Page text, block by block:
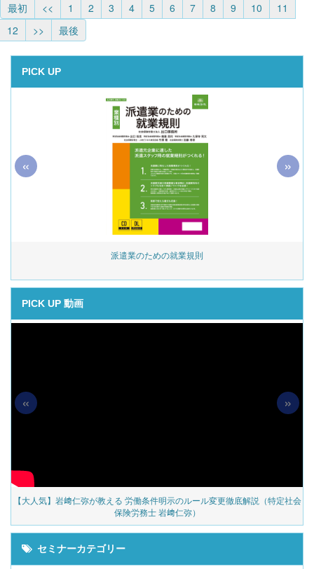
最初 << 1 2 3 4 5 6 7 8 9 10
11
12
>> 最後
PICK UP
派遣業のための就業規則
« »
PICK UP 動画
【大人気】岩﨑仁弥が教える 労働条件明示のルール変更徹底解説（特定社会
保険労務士 岩﨑仁弥）
« »
セミナーカテゴリー